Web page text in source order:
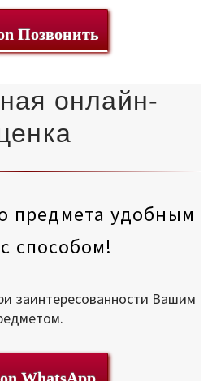
Позвонить
онлайн-
предмета удобным
способом!
заинтересованности Вашим
WhatsApp